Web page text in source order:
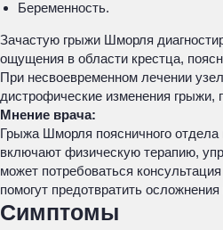
Беременность.
Зачастую грыжи Шморля
ощущения в области крестца,
При несвоевременном лечении
дистрофические изменения грыжи,
Мнение врача:
Грыжа Шморля поясничного
включают физическую терапию,
может потребоваться
помогут предотвратить
Симптомы